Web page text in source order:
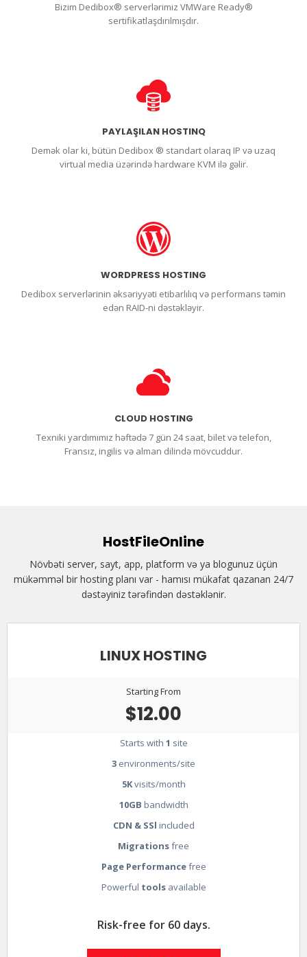
Bizim Dedibox® serverlərimiz VMWare Ready®
sertifikatlaşdırılmışdır.
PAYLAŞILAN HOSTINQ
Demək olar ki, bütün Dedibox ® standart olaraq IP və uzaq
virtual media üzərində hardware KVM ilə gəlir.
WORDPRESS HOSTING
Dedibox serverlərinin əksəriyyəti etibarlılıq və performans təmin
edən RAID-ni dəstəkləyir.
CLOUD HOSTING
Texniki yardımımız həftədə 7 gün 24 saat, bilet və telefon,
Fransız, ingilis və alman dilində mövcuddur.
HostFileOnline
Növbəti server, sayt, app, platform və ya blogunuz üçün
mükəmməl bir hosting planı var - hamısı mükafat qazanan 24/7
dəstəyiniz tərəfindən dəstəklənir.
LINUX HOSTING
Starting From
$12.00
Starts with 1 site
3 environments/site
5Kvisits/month
10GB bandwidth
CDN & SSl included
Migrationsfree
Page Performancefree
Powerful toolsavailable
Risk-free for 60 days.